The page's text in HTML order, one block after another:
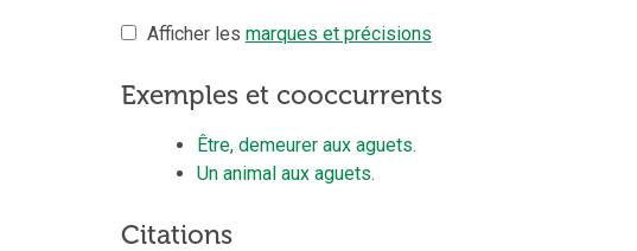
Afficher les marques et précisions
Exemples et cooccurrents
Être, demeurer aux aguets.
Un animal aux aguets.
Citations